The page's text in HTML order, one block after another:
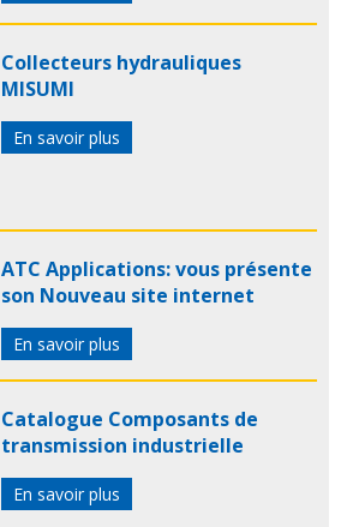
Collecteurs hydrauliques
MISUMI
En savoir plus
ATC Applications: vous présente
son Nouveau site internet
En savoir plus
Catalogue Composants de
transmission industrielle
En savoir plus